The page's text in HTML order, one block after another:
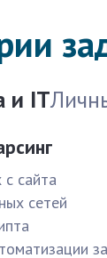
и IT
сайта
сетей